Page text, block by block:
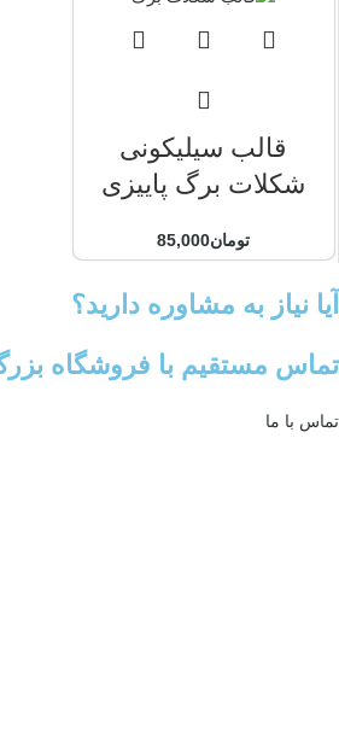
قالب سیلیکونی
شکلات برگ پاییزی
تومان85,000
آیا نیاز به مشاوره دارید؟
تماس مستقیم با فروشگاه
تماس با ما